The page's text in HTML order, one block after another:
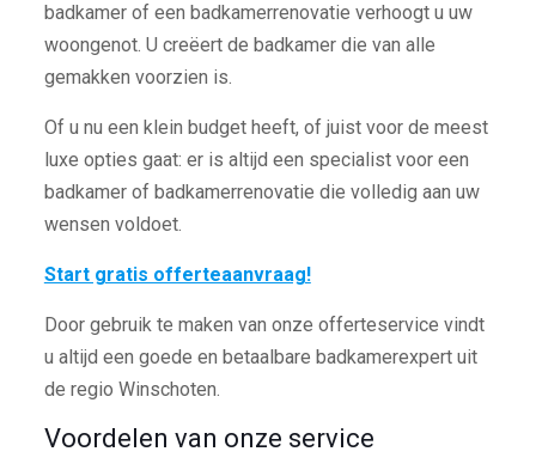
badkamer of een badkamerrenovatie verhoogt u uw
woongenot. U creëert de badkamer die van alle
gemakken voorzien is.
Of u nu een klein budget heeft, of juist voor de meest
luxe opties gaat: er is altijd een specialist voor een
badkamer of badkamerrenovatie die volledig aan uw
wensen voldoet.
Start gratis offerteaanvraag!
Door gebruik te maken van onze offerteservice vindt
u altijd een goede en betaalbare badkamerexpert uit
de regio Winschoten.
Voordelen van onze service